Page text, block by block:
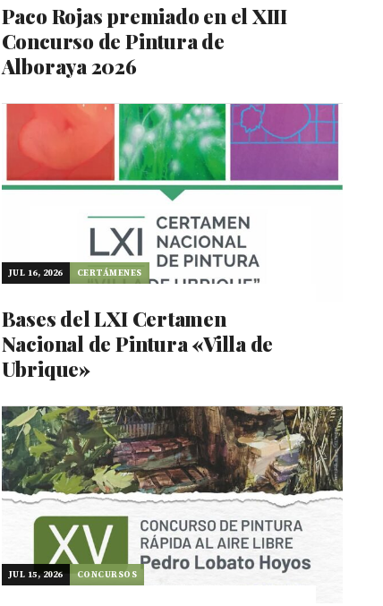
Paco Rojas premiado en el XIII
Concurso de Pintura de
Alboraya 2026
JUL 16, 2026 CERTÁMENES
Bases del LXI Certamen
Nacional de Pintura «Villa de
Ubrique»
JUL 15, 2026 CONCURSOS